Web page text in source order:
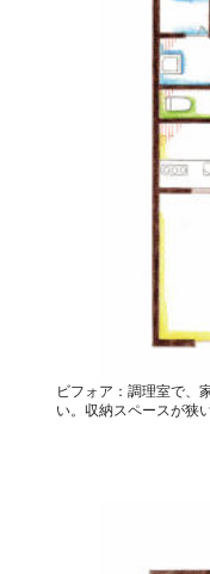
ビフォア：調理室で、
い。収納スペースが狭